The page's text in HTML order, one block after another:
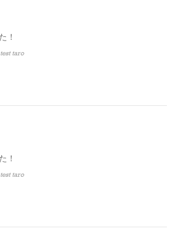
！
test taro
！
test taro